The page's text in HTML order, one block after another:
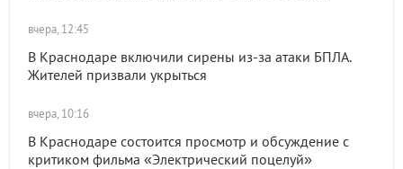
вчера, 12:45
В Краснодаре включили сирены из-за атаки БПЛА.
Жителей призвали укрыться
вчера, 10:16
В Краснодаре состоится просмотр и обсуждение с
критиком фильма «Электрический поцелуй»